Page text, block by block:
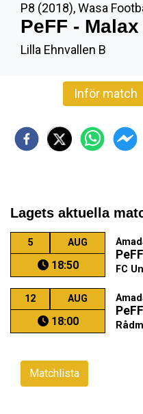
P8 (2018),Wasa
PeFF -
Lilla Ehnvallen B
Inför match
Lagets aktuella
5 AUG
18:50 FC
12 AUG
18:00
Matchlista